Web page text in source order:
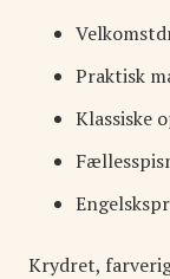
Praktisk
Klassiske
Krydret,